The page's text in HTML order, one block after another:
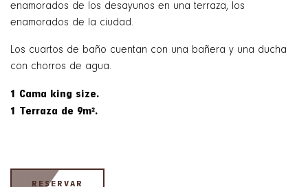
enamorados de los desayunos en una terraza, los
enamorados de la ciudad.
Los cuartos de baño cuentan con una bañera y una ducha
con chorros de agua.
1 Cama king size.
1 Terraza de 9m².
RESERVAR